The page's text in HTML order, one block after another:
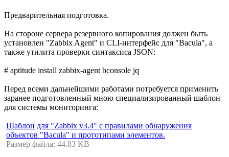
Предварительная подготовка.
На стороне сервера резервного копирования должен быть
установлен "Zabbix Agent" и CLI-интерфейс для "Bacula", а
также утилита проверки синтаксиса JSON:
# aptitude install zabbix-agent bconsole jq
Перед всеми дальнейшими работами потребуется применить
заранее подготовленный мною специализированный шаблон
для системы мониторинга:
Шаблон для "Zabbix v3.4" с правилами обнаружения
объектов "Bacula" и прототипами элементов.
Размер файла: 44.83 KB